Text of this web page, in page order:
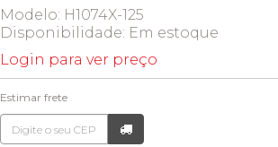
Modelo: H1074X-125
Disponibilidade: Em estoque
Login para ver preço
Estimar frete